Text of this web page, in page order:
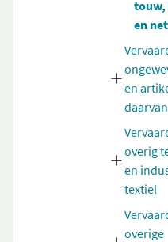
touw,
en
en
daarvan
overig
en
textiel
overige